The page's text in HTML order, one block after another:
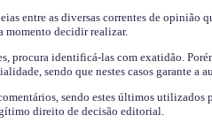
entre as diversas correntes de opinião
momento decidir realizar.
procura identificá-las com exatidão.
sendo que nestes casos garante a
sendo estes últimos utilizados
direito de decisão editorial.